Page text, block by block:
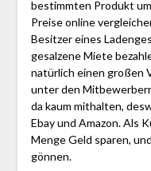
bestimmten Produkt
Preise online
Besitzer eines
gesalzene Miete
natürlich einen großen
unter den
da kaum mithalten,
Ebay und Amazon. Als
Menge Geld sparen,
gönnen.